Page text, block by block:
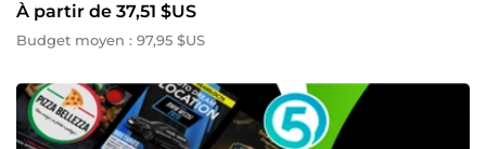
À partir de 37,51 $US
Budget moyen : 97,95 $US